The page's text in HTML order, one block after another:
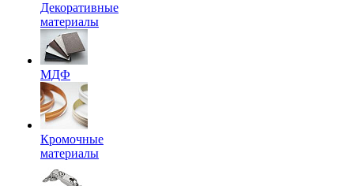
Декоративные
материалы
МДФ
Кромочные
материалы